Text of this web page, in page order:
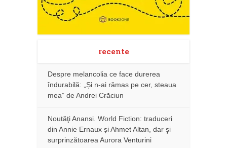
recente
Despre melancolia ce face durerea
îndurabilă: „Și n-ai rămas pe cer, steaua
mea” de Andrei Crăciun
Noutăţi Anansi. World Fiction: traduceri
din Annie Ernaux și Ahmet Altan, dar şi
surprinzătoarea Aurora Venturini